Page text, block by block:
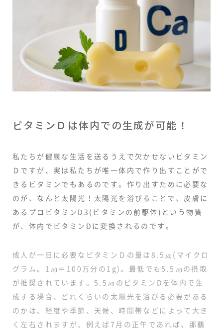
ビタミンＤは体内での生成が可能！
私たちが健康な生活を送るうえで欠かせないビタミン
Ｄですが、実は私たちが唯一体内で作り出すことがで
きるビタミンでもあるのです。作り出すために必要な
のが、なんと太陽光！太陽光を浴びることで、皮膚に
あるプロビタミンD3(ビタミンの前駆体)という物質
が、体内でビタミンDに変換されるのです。
成人が一日に必要なビタミンＤの量は8.5㎍(マイクロ
グラム。1㎍＝100万分の1g)。最低でも5.5㎍の摂取
が推奨されています。5.5㎍のビタミンDを体内で生
成する場合、どれくらいの太陽光を浴びる必要がある
のかは、経度や季節、天候、時間帯などによって大き
く左右されますが、例えば7月の正午であれば、那覇